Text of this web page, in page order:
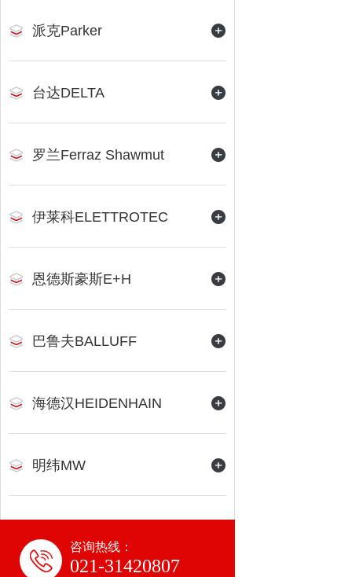
派克Parker
台达DELTA
罗兰Ferraz Shawmut
伊莱科ELETTROTEC
恩德斯豪斯E+H
巴鲁夫BALLUFF
海德汉HEIDENHAIN
明纬MW
咨询热线：
021-31420807